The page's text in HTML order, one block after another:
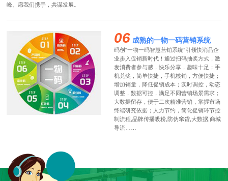
峰。愿我们携手，共谋发展。
06 成熟的一物一码营销系统
码创“一物一码智慧营销系统”引领快消品企
业步入促销新时代！通过扫码抽奖方式，激
发消费者参与感，快乐分享，趣味十足；手
机兑奖，简单快捷，手机核销，方便快捷；
增加销量，降低促销成本；实时调控，动态
调整，数据可控，满足不同营销场景需求；
大数据留存，便于二次精准营销，掌握市场
终端研究依据；人力节约，简化促销环节控
制流程,品牌传播吸粉,防伪窜货,大数据,商城
导流……